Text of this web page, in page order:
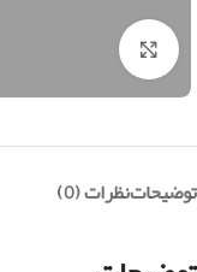
توضیحاتنظرات (0)